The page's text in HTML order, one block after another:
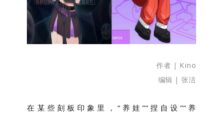
作者 | Kino
编辑 | 张洁
在某些刻板印象里，“养娃”“捏自设”“养